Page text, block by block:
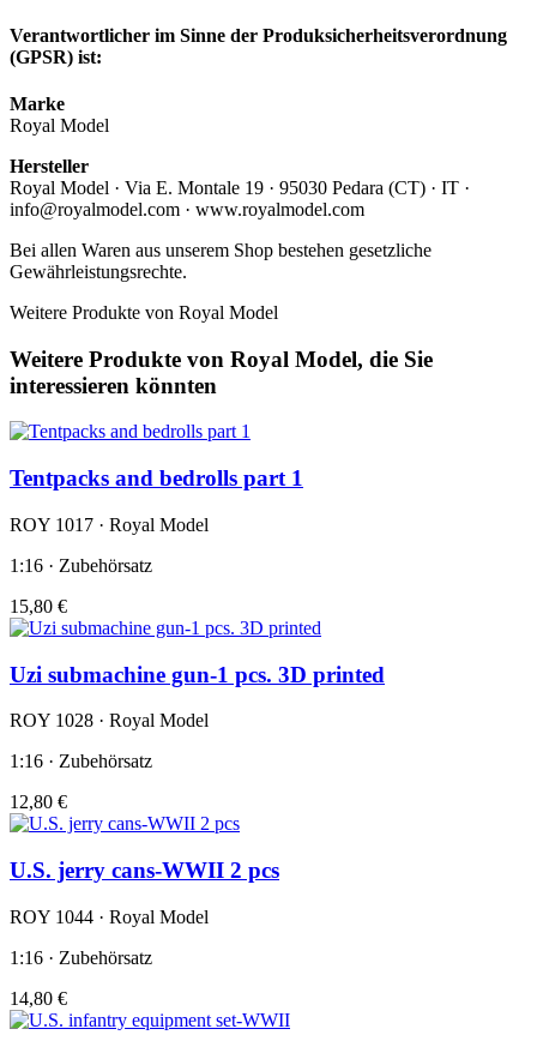
Verantwortlicher im Sinne der Produksicherheitsverordnung
(GPSR) ist:
Marke
Royal Model
Hersteller
Royal Model · Via E. Montale 19 · 95030 Pedara (CT) · IT ·
info@royalmodel.com · www.royalmodel.com
Bei allen Waren aus unserem Shop bestehen gesetzliche
Gewährleistungsrechte.
Weitere Produkte von Royal Model
Weitere Produkte von Royal Model, die Sie
interessieren könnten
Tentpacks and bedrolls part 1
ROY 1017 · Royal Model
1:16 · Zubehörsatz
15,80 €
Uzi submachine gun-1 pcs. 3D printed
ROY 1028 · Royal Model
1:16 · Zubehörsatz
12,80 €
U.S. jerry cans-WWII 2 pcs
ROY 1044 · Royal Model
1:16 · Zubehörsatz
14,80 €